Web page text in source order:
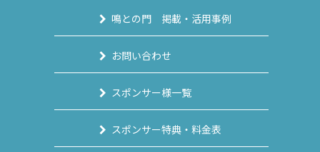
鳴との門 掲載・活用事例
お問い合わせ
スポンサー様一覧
スポンサー特典・料金表